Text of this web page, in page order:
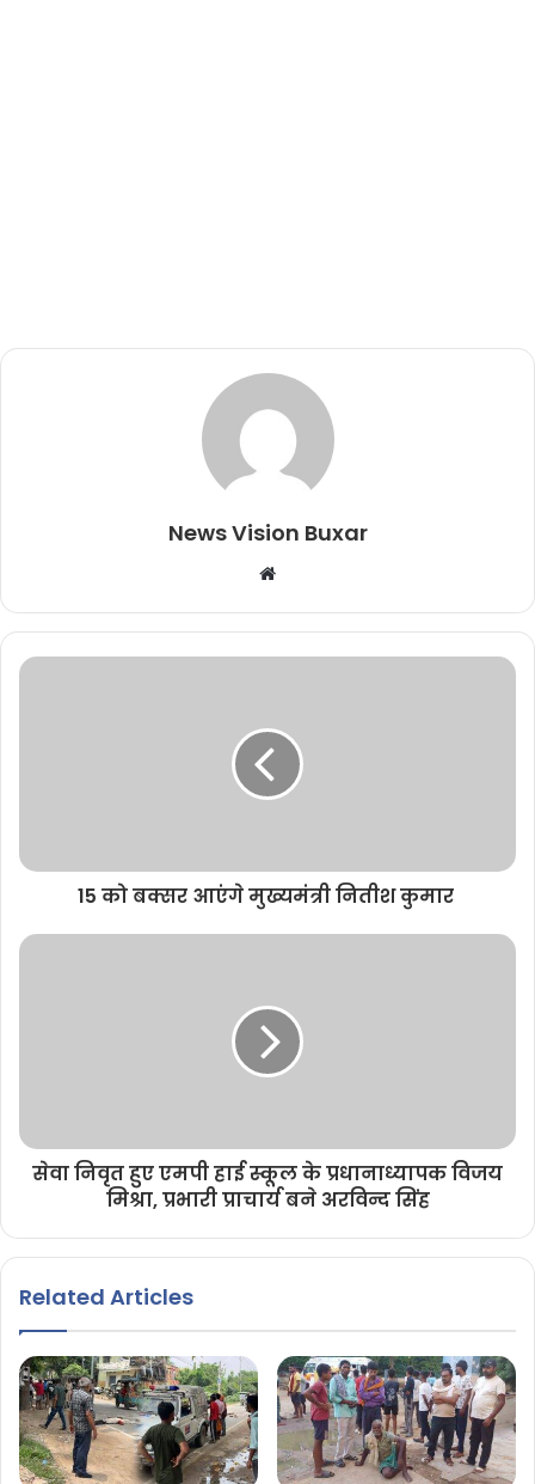
News Vision Buxar
b
s
15 को बक्सर आएंगे मुख्यमंत्री नितीश कुमार
सेवा निवृत हुए एमपी हाई स्कूल के प्रधानाध्यापक विजय
मिश्रा, प्रभारी प्राचार्य बने अरविन्द सिंह
Related Articles